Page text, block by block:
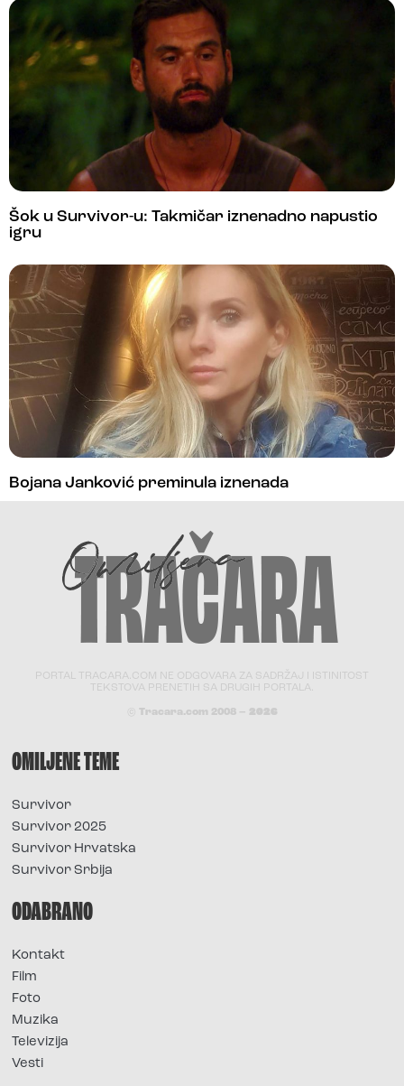
Šok u Survivor-u: Takmičar iznenadno napustio
igru
Bojana Janković preminula iznenada
PORTAL TRACARA.COM NE ODGOVARA ZA SADRŽAJ I ISTINITOST
TEKSTOVA PRENETIH SA DRUGIH PORTALA.
© Tracara.com 2008 – 2026
OMILJENE TEME
Survivor
Survivor 2025
Survivor Hrvatska
Survivor Srbija
ODABRANO
Kontakt
Film
Foto
Muzika
Televizija
Vesti